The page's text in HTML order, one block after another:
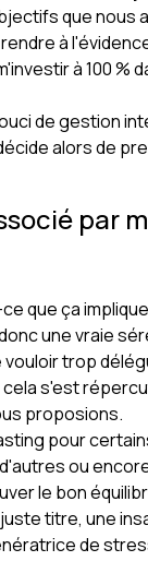
que nous
à
à 100 %
de gestion
alors de
par
que ça
une vraie
vouloir trop
s'est
proposions.
pour
ou
le bon
titre, une
de